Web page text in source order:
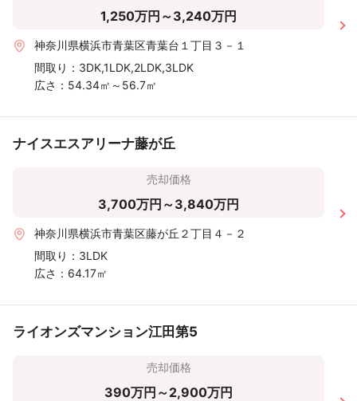
1,250万円～3,240万円
神奈川県横浜市青葉区青葉台１丁目３－１
間取り： 3DK,1LDK,2LDK,3LDK
広さ： 54.34㎡～56.7㎡
ナイスエスアリーナ藤が丘
売却価格
3,700万円～3,840万円
神奈川県横浜市青葉区藤が丘２丁目４－２
間取り： 3LDK
広さ： 64.17㎡
ライオンズマンション江田第5
売却価格
390万円～2,900万円